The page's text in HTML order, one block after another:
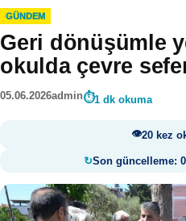
GÜNDEM
Geri dönüşümle
okulda çevre
05.06.2026admin 1 dk okuma
20 kez
Son güncelleme: